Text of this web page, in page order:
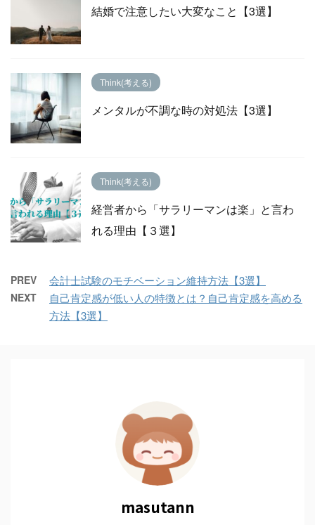
結婚で注意したい大変なこと【3選】
Think(考える)
メンタルが不調な時の対処法【3選】
Think(考える)
経営者から「サラリーマンは楽」と言わ
れる理由【３選】
PREV 会計士試験のモチベーション維持方法【3選】
NEXT
自己肯定感が低い人の特徴とは？自己肯定感を高める
方法【3選】
masutann